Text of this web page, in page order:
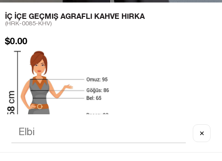
İÇ İÇE GEÇMIŞ AGRAFLI KAHVE HIRKA
(HRK-0085-KHV)
$0.00
✕